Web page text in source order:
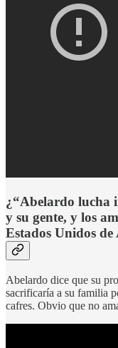
¿“Abelardo lucha
y su gente, y los
Estados Unidos de
Abelardo dice que su
sacrificaría a su familia
cafres. Obvio que no